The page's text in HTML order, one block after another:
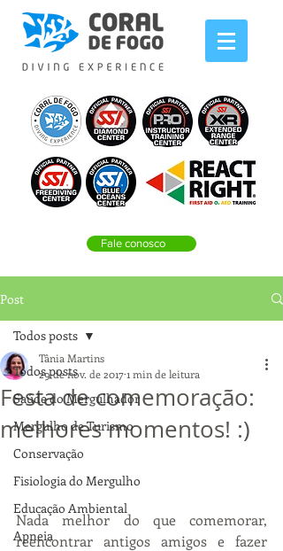
Fale conosco
Post
Todos posts
Saúde do Mergulhador
Mergulho de Turismo
Conservação
Fisiologia do Mergulho
Educação Ambiental
Apneia
Todos posts
Festa de comemoração:
melhores momentos! :)
Tânia Martins
29 de nov. de 20171 min de leitura
Nada melhor do que comemorar,
reencontrar antigos amigos e fazer